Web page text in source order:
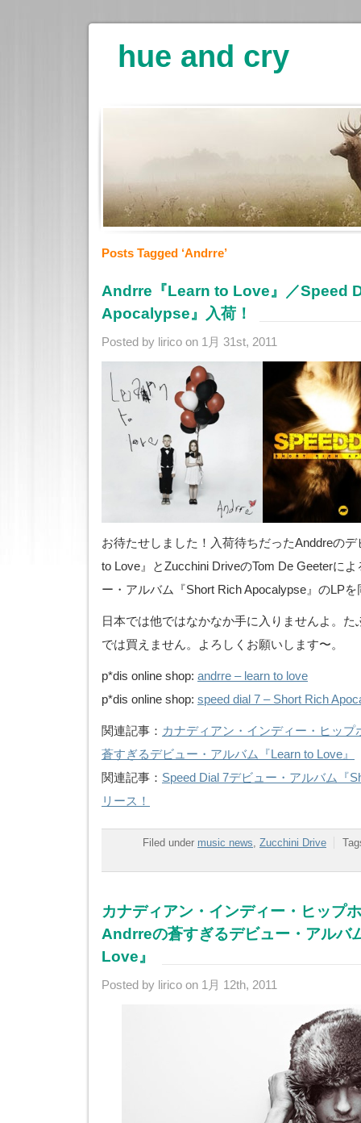
hue and cry
Posts Tagged ‘Andrre’
Andrre『Learn to Love』／Speed
Apocalypse』入荷！
Posted by lirico on 1月 31st, 2011
お待たせしました！入荷待ちだったAnddreの
to Love』とZucchini DriveのTom De Geeterに
ー・アルバム『Short Rich Apocalypse』のLP
日本では他ではなかなか手に入りませんよ。
では買えません。よろしくお願いします〜。
p*dis online shop: andrre – learn to love
p*dis online shop: speed dial 7 – Short Rich
関連記事： カナディアン・インディー・ヒッ
蒼すぎるデビュー・アルバム『Learn to Love』
関連記事： Speed Dial 7デビュー・アルバム『
リース！
Filed under music news, Zucchini Drive
カナディアン・インディー・ヒップ
Andrreの蒼すぎるデビュー・アルバ
Love』
Posted by lirico on 1月 12th, 2011